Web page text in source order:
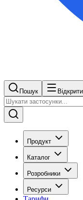
Пошук
Продукт
Каталог
Розробники
Ресурси